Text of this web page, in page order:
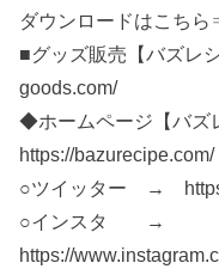
ダウンロードはこち
■グッズ販売【バズ
goods.com/
◆ホームページ【バ
https://bazurecipe.com/
○ツイッター →
○インスタ →
https://